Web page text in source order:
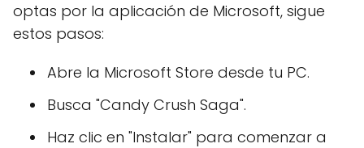
optas por la aplicación de Microsoft, sigue
estos pasos:
Abre la Microsoft Store desde tu PC.
Busca "Candy Crush Saga".
Haz clic en "Instalar" para comenzar a